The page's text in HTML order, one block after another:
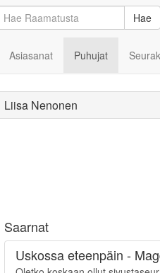
Hae
Asiasanat Puhujat
Liisa Nenonen
Saarnat
Uskossa eteenpäin -